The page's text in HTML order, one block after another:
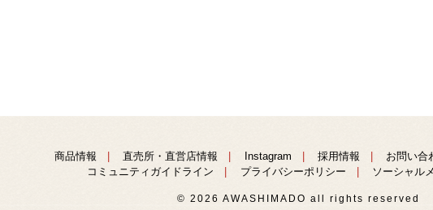
商品情報 直売所・直営店情報 Instagram 採用情報 お問い合
コミュニティガイドライン
プライバシーポリシー ソーシャル
© 2026 AWASHIMADO all rights reserved